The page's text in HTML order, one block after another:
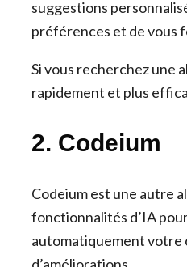
suggestions
préférences et de vous
Si vous recherchez une
rapidement et plus
2. Codeium
Codeium est une autre
fonctionnalités d’IA
automatiquement votre